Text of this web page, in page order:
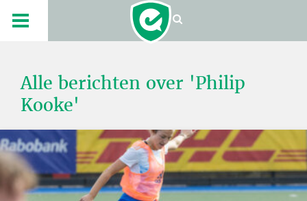
Alle berichten over 'Philip
Kooke'